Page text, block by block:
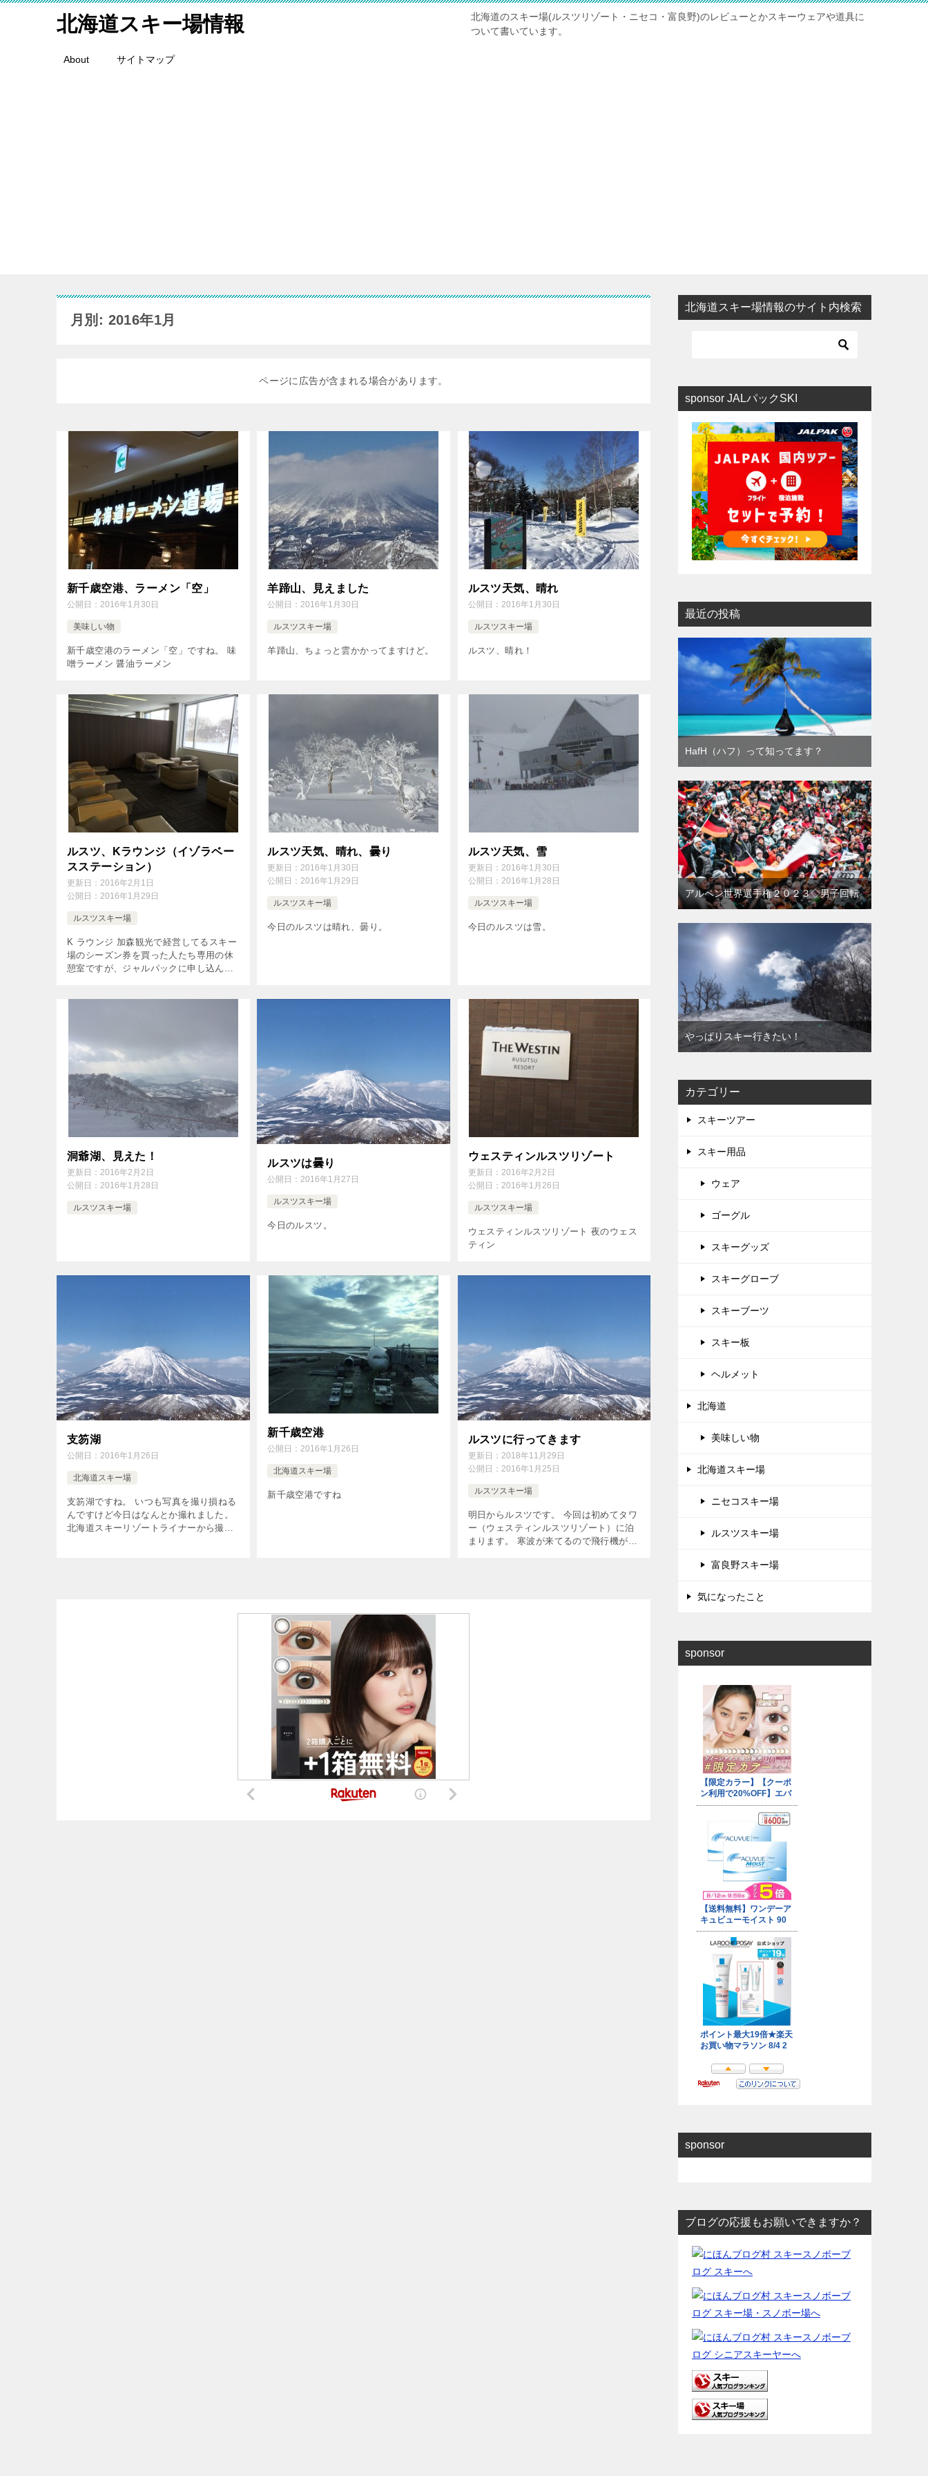
北海道スキー場情報
北海道のスキー場(ルスツリゾート・ニセコ・富良野)のレビューとかスキーウェアや道具に
ついて書いています。
About サイトマップ
月別: 2016年1月
ページに広告が含まれる場合があります。
新千歳空港、ラーメン「空」
公開日： 2016年1月30日
美味しい物
新千歳空港のラーメン「空」ですね。 味
噌ラーメン 醤油ラーメン
羊蹄山、見えました
公開日：2016年1月30日
ルスツスキー場
羊蹄山、ちょっと雲かかってますけど。
ルスツ天気、晴れ
公開日： 2016年1月30日
ルスツスキー場
ルスツ、晴れ！
ルスツ、Kラウンジ（イゾラベー
スステーション）
更新日： 2016年2月1日
公開日： 2016年1月29日
ルスツスキー場
K ラウンジ 加森観光で経営してるスキー
場のシーズン券を買った人たち専用の休
憩室ですが、ジャルパックに申し込んだ
ルスツ天気、晴れ、曇り
更新日：2016年1月30日
公開日：2016年1月29日
ルスツスキー場
今日のルスツは晴れ、曇り。
ルスツ天気、雪
更新日： 2016年1月30日
公開日： 2016年1月28日
ルスツスキー場
今日のルスツは雪。
洞爺湖、見えた！
更新日： 2016年2月2日
公開日： 2016年1月28日
ルスツスキー場
ルスツは曇り
公開日： 2016年1月27日
ルスツスキー場
今日のルスツ。
ウェスティンルスツリゾート
更新日： 2016年2月2日
公開日： 2016年1月26日
ルスツスキー場
ウェスティンルスツリゾート 夜のウェス
ティン
支笏湖
公開日： 2016年1月26日
北海道スキー場
支笏湖ですね。 いつも写真を撮り損ねる
んですけど今日はなんとか撮れました。
北海道スキーリゾートライナーから撮
新千歳空港
公開日：2016年1月26日
北海道スキー場
新千歳空港ですね
ルスツに行ってきます
更新日： 2018年11月29日
公開日： 2016年1月25日
ルスツスキー場
明日からルスツです。 今回は初めてタワ
ー（ウェスティンルスツリゾート）に泊
まります。 寒波が来てるので飛行機が着
北海道スキー場情報のサイト内検索
sponsor JALパックSKI
最近の投稿
HafH（ハフ）って知ってます？
アルペン世界選手権２０２３◇男子回転
やっぱりスキー行きたい！
カテゴリー
スキーツアー
スキー用品
ウェア
ゴーグル
スキーグッズ
スキーグローブ
スキーブーツ
スキー板
ヘルメット
北海道
美味しい物
北海道スキー場
ニセコスキー場
ルスツスキー場
富良野スキー場
気になったこと
sponsor
sponsor
ブログの応援もお願いできますか？